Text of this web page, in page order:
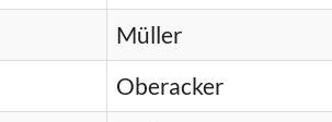
Müller
Oberacker